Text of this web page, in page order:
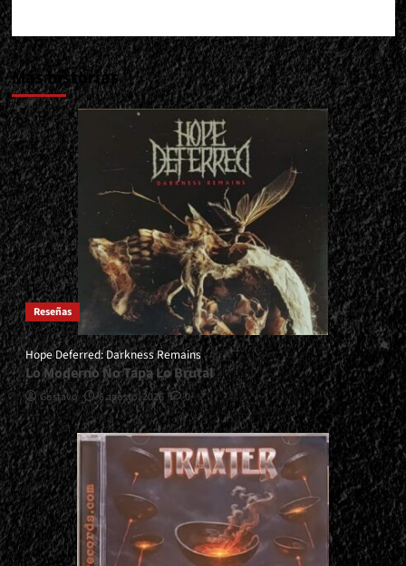
Más historias
Reseñas
Hope Deferred: Darkness Remains
Lo Moderno No Tapa Lo Brutal
Gustavo 6 agosto, 2026 0